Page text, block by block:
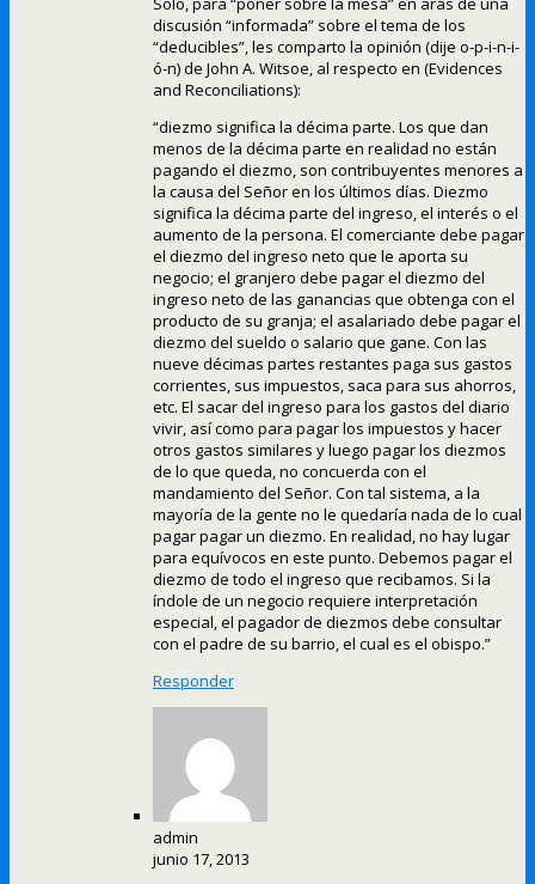
discusión “informada” sobre el tema de los
“deducibles”, les comparto la opinión (dije o-p-i-n-i-
ó-n) de John A. Witsoe, al respecto en (Evidences
and Reconciliations):
“diezmo significa la décima parte. Los que dan
menos de la décima parte en realidad no están
pagando el diezmo, son contribuyentes menores a
la causa del Señor en los últimos días. Diezmo
significa la décima parte del ingreso, el interés o el
aumento de la persona. El comerciante debe pagar
el diezmo del ingreso neto que le aporta su
negocio; el granjero debe pagar el diezmo del
ingreso neto de las ganancias que obtenga con el
producto de su granja; el asalariado debe pagar el
diezmo del sueldo o salario que gane. Con las
nueve décimas partes restantes paga sus gastos
corrientes, sus impuestos, saca para sus ahorros,
etc. El sacar del ingreso para los gastos del diario
vivir, así como para pagar los impuestos y hacer
otros gastos similares y luego pagar los diezmos
de lo que queda, no concuerda con el
mandamiento del Señor. Con tal sistema, a la
mayoría de la gente no le quedaría nada de lo cual
pagar pagar un diezmo. En realidad, no hay lugar
para equívocos en este punto. Debemos pagar el
diezmo de todo el ingreso que recibamos. Si la
índole de un negocio requiere interpretación
especial, el pagador de diezmos debe consultar
con el padre de su barrio, el cual es el obispo.”
Responder
admin
junio 17, 2013